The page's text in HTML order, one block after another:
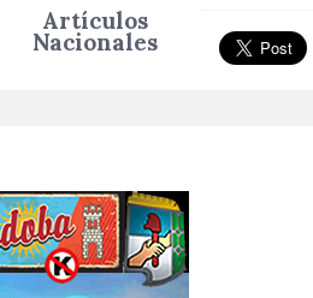
Artículos
Nacionales